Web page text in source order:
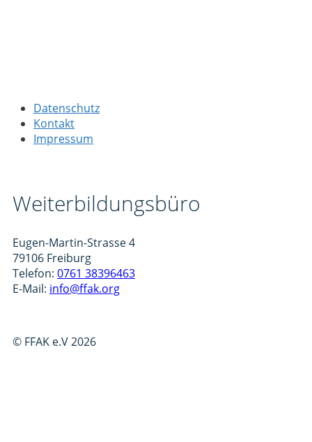
Datenschutz
Kontakt
Impressum
Weiterbildungsbüro
Eugen-Martin-Strasse 4
79106 Freiburg
Telefon: 0761 38396463
E-Mail: info@ffak.org
© FFAK e.V 2026